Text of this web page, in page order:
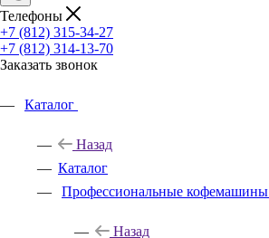
Телефоны
+7 (812) 315-34-27
+7 (812) 314-13-70
Заказать звонок
Каталог
Назад
Каталог
Профессиональные кофемашины
Назад